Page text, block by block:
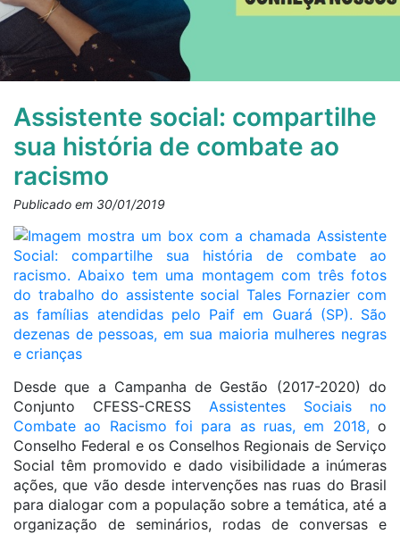
Assistente social: compartilhe
sua história de combate ao
racismo
Publicado em 30/01/2019
Desde que a Campanha de Gestão (2017-2020) do
Conjunto CFESS-CRESS Assistentes Sociais no
Combate ao Racismo foi para as ruas, em 2018,o
Conselho Federal e os Conselhos Regionais de Serviço
Social têm promovido e dado visibilidade a inúmeras
ações, que vão desde intervenções nas ruas do Brasil
para dialogar com a população sobre a temática, até a
organização de seminários, rodas de conversas e